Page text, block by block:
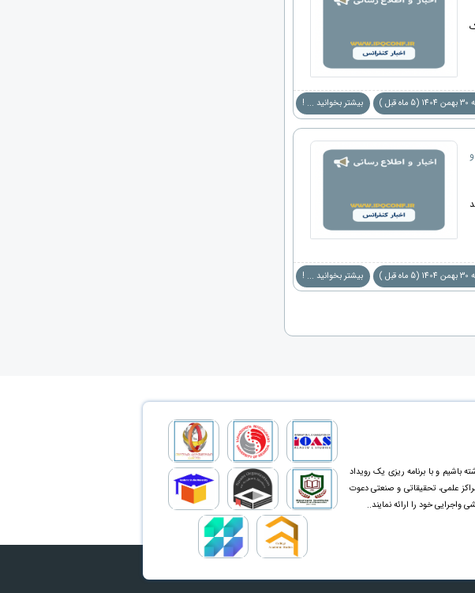
) بیشتر بخوانید ... !
) بیشتر بخوانید ... !
باشیم و با برنامه ریزی یک رویداد
علمی، تحقیقاتی و صنعتی دعوت
خود را ارائه نمایند..